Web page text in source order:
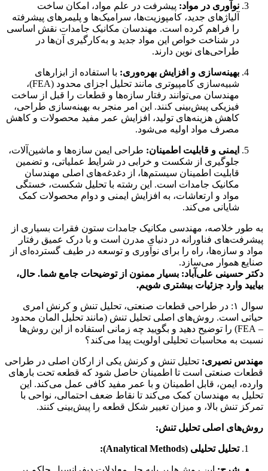
نوآوری در مواد: پیشرفت در علم مواد، امکان ساخت
آلیاژهای جدید، کامپوزیت‌ها، سرامیک‌ها و پلیمرهای پیشرفته
را فراهم کرده است. مهندسان مکانیک جامدات نقش اساسی
در شناخت خواص این مواد جدید و به‌کارگیری آن‌ها در
طراحی‌های نوین دارند.
بهینه‌سازی و افزایش بهره‌وری: با استفاده از ابزارهای
شبیه‌سازی کامپیوتری مانند تحلیل اجزای محدود (FEA)،
مهندسان می‌توانند رفتار سازه‌ها و قطعات را قبل از ساخت
فیزیکی پیش‌بینی کنند. این امر منجر به بهینه‌سازی طراحی،
کاهش هزینه‌های تولید، افزایش عمر مفید محصولات و کاهش
مصرف مواد اولیه می‌شود.
ایمنی و قابلیت اطمینان: طراحی ایمن سازه‌ها و ماشین‌آلات،
جلوگیری از شکست و خرابی در شرایط عملیاتی، و تضمین
قابلیت اطمینان سیستم‌ها، از دغدغه‌های اصلی مهندسان
مکانیک جامدات است. این رشته با تحلیل شکست، خستگی
مواد و ارتعاشات، به افزایش ایمنی و دوام محصولات کمک
شایانی می‌کند.
به طور خلاصه، مهندسی مکانیک جامدات ستون فقرات بسیاری از
پیشرفت‌های فناورانه در دنیای مدرن است و با درک عمیق رفتار
مواد و سازه‌ها، راه را برای نوآوری و توسعه در طیف گسترده‌ای از
صنایع هموار می‌سازد.
دکتر حسینی علی‌آباد: بسیار ممنون از توضیحات جامع شما. حال،
بیایید وارد جزئیات بیشتری شویم.
سوال ۱: در طراحی قطعات صنعتی، تحلیل تنش و کرنش امری
حیاتی است. روش‌های اصلی تحلیل تنش (مانند تحلیل المان محدود
– FEA) را توضیح دهید و بگویید چه زمانی استفاده از این روش‌ها
نسبت به محاسبات تحلیلی اولویت پیدا می‌کند؟
مهندس نصیری: تحلیل تنش و کرنش یکی از ارکان اصلی در طراحی
قطعات صنعتی است تا اطمینان حاصل شود که قطعه تحت بارهای
وارده، ایمن، قابل اطمینان و با عمر مفید کافی عمل می‌کند. این
تحلیل به مهندسان کمک می‌کند تا نقاط ضعف احتمالی، نواحی با
تمرکز تنش بالا، و میزان تغییر شکل قطعه را پیش‌بینی کنند.
روش‌های اصلی تحلیل تنش:
تحلیل تحلیلی (Analytical Methods):